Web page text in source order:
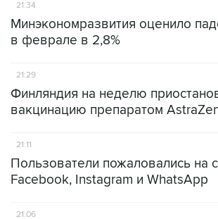
21:34
Минэкономразвития оценило
в феврале в 2,8%
21:29
Финляндия на неделю
вакцинацию препаратом
21:11
Пользователи пожаловались на
Facebook, Instagram и WhatsApp
21:06